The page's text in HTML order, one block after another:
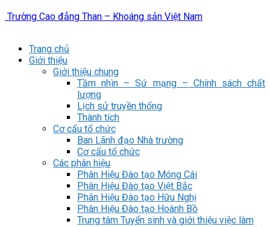
Trường Cao đẳng Than – Khoáng sản Việt Nam
Trang chủ
Giới thiệu
Giới thiệu chung
Tầm nhìn – Sứ mạng – Chính sách chất
lượng
Lịch sử truyền thống
Thành tích
Cơ cấu tổ chức
Ban Lãnh đạo Nhà trường
Cơ cấu tổ chức
Các phân hiệu
Phân Hiệu Đào tạo Móng Cái
Phân Hiệu Đào tạo Việt Bắc
Phân Hiệu Đào tạo Hữu Nghị
Phân Hiệu Đào tạo Hoành Bồ
Trung tâm Tuyển sinh và giới thiệu việc làm